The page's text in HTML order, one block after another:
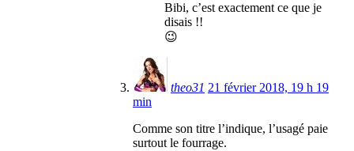
Bibi, c’est exactement ce que je
disais !!
😉
theo31 21 février 2018, 19 h 19
min
Comme son titre l’indique, l’usagé paie
surtout le fourrage.